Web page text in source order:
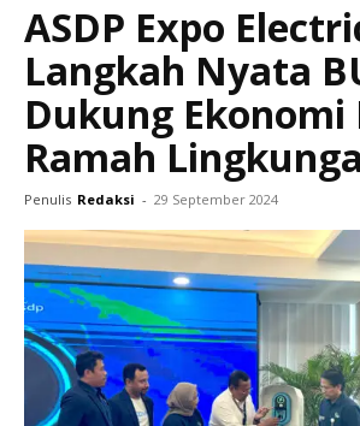
ASDP Expo
Langkah Nyata
Dukung Ekonomi
Ramah
Penulis Redaksi - 29 September 2024